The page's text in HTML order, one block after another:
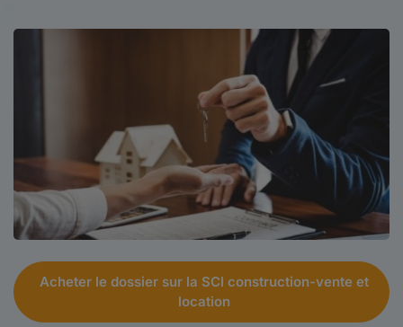
Acheter le dossier sur la SCI construction-vente et
location